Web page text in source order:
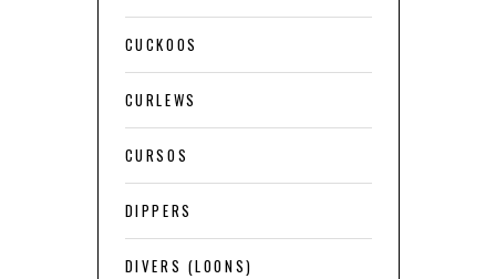
CUCKOOS
CURLEWS
CURSOS
DIPPERS
DIVERS (LOONS)